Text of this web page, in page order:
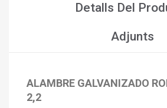
Detalls Del
Adjunts
ALAMBRE GALVANIZADO
2,2